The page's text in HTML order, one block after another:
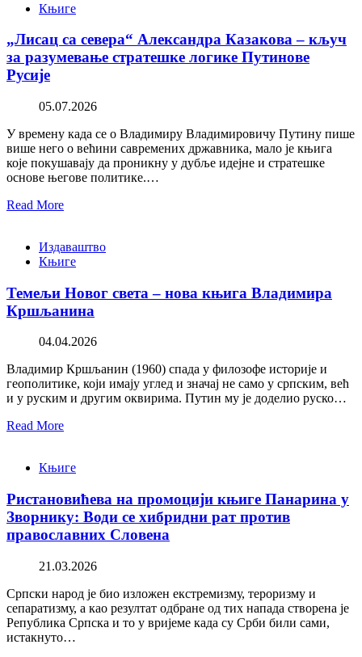
Књиге
„Лисац са севера“ Александра Казакова – кључ
за разумевање стратешке логике Путинове
Русије
05.07.2026
У времену када се о Владимиру Владимировичу Путину пише
више него о већини савремених државника, мало је књига
које покушавају да проникну у дубље идејне и стратешке
основе његове политике.…
Read More
Издаваштво
Књиге
Темељи Новог света – нова књига Владимира
Кршљанина
04.04.2026
Владимир Кршљанин (1960) спада у филозофе историје и
геополитике, који имају углед и значај не само у српским, већ
и у руским и другим оквирима. Путин му је доделио руско…
Read More
Књиге
Ристановићева на промоцији књиге Панарина у
Зворнику: Води се хибридни рат против
православних Словена
21.03.2026
Српски народ је био изложен екстремизму, тероризму и
сепаратизму, а као резултат одбране од тих напада створена је
Република Српска и то у вријеме када су Срби били сами,
истакнуто…